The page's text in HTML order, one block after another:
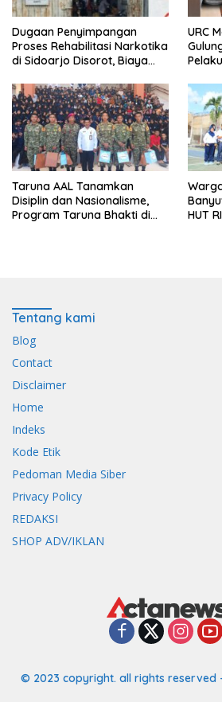
Dugaan Penyimpangan
Proses Rehabilitasi Narkotika
di Sidoarjo Disorot, Biaya
Rekening Pribadi
URC
Taruna AAL Tanamkan
Disiplin dan Nasionalisme,
Program Taruna Bhakti di
HUT
Tentang kami
Blog
Contact
Disclaimer
Home
Indeks
Kode Etik
Pedoman Media Siber
Privacy Policy
REDAKSI
SHOP ADV/IKLAN
© 2023 copyright. all rights reserved